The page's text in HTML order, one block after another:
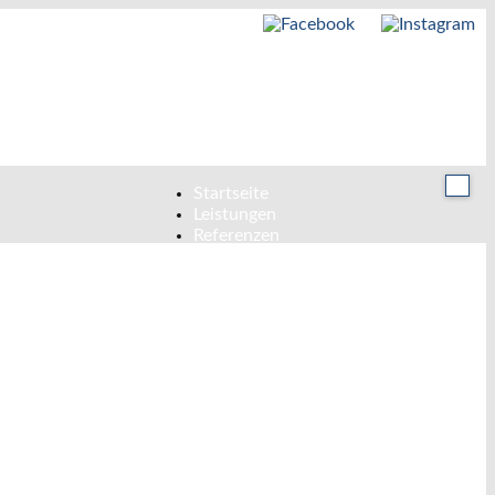
Startseite
Leistungen
Referenzen